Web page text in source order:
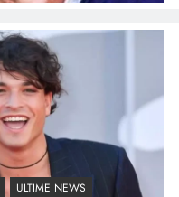
ULTIME NEWS